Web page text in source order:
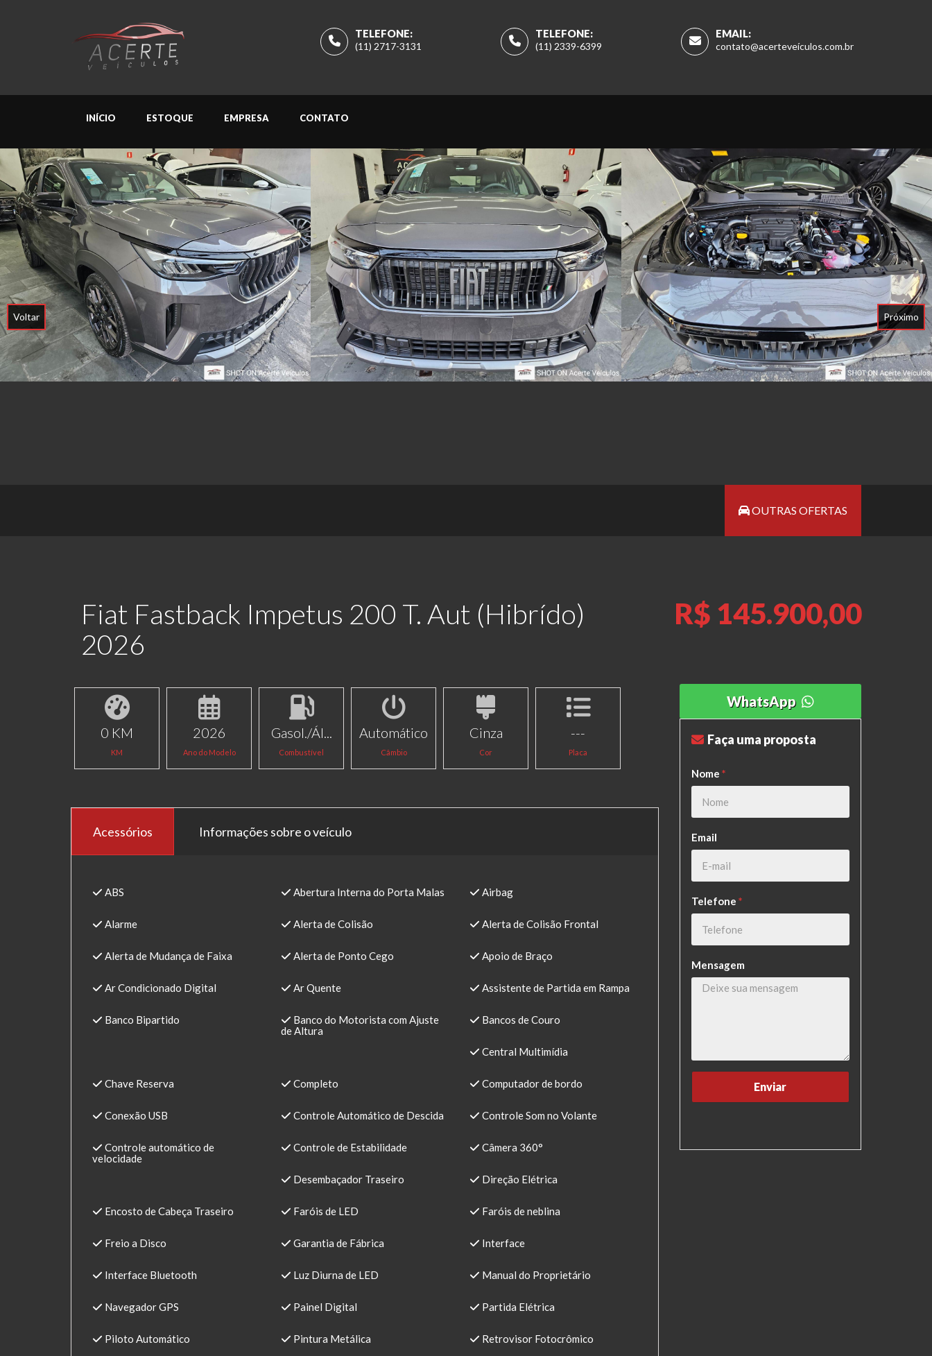
EMAIL:
contato@acerteveículos.com.br
TELEFONE:
(11) 2339-6399
TELEFONE:
(11) 2717-3131
INÍCIO ESTOQUE EMPRESA CONTATO
Voltar Próximo
OUTRAS OFERTAS
Fiat Fastback Impetus 200 T. Aut (Hibrído)
2026
R$ 145.900,00
0 KM
KM
2026
Ano do Modelo
Gasol./Ál...
Combustível
Automático
Câmbio
Cinza
Cor
---
Placa
Acessórios Informações sobre o veículo
ABS Abertura Interna do Porta Malas Airbag
Alarme Alerta de Colisão Alerta de Colisão Frontal
Alerta de Mudança de Faixa Alerta de Ponto Cego Apoio de Braço
Ar Condicionado Digital Ar Quente Assistente de Partida em Rampa
Banco Bipartido
Banco do Motorista com Ajuste
de Altura
Bancos de Couro
Central Multimídia
Chave Reserva Completo Computador de bordo
Conexão USB Controle Automático de Descida Controle Som no Volante
Controle automático de
velocidade
Controle de Estabilidade Câmera 360°
Desembaçador Traseiro Direção Elétrica
Encosto de Cabeça Traseiro Faróis de LED Faróis de neblina
Freio a Disco Garantia de Fábrica Interface
Interface Bluetooth Luz Diurna de LED Manual do Proprietário
Navegador GPS Painel Digital Partida Elétrica
Piloto Automático Pintura Metálica Retrovisor Fotocrômico
WhatsApp
Faça uma proposta
Nome *
Email
Telefone *
Mensagem